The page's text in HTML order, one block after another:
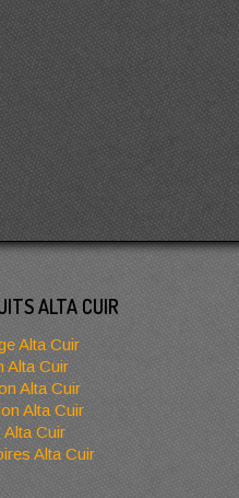
ALTA CUIR
Alta Cuir
Alta Cuir
Alta Cuir
Alta Cuir
Cuir
Alta Cuir